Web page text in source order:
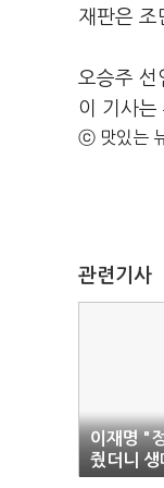
재판은 조
오승주
이 기사는
ⓒ 맛있는
관련기사
이재명 "
줬더니 생
만"